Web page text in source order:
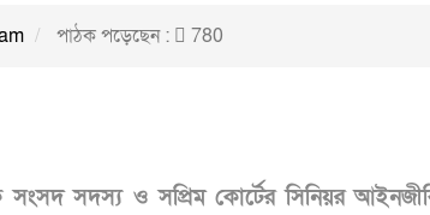
পাঠক পড়েছেন : 780
সংসদ সদস্য ও সপ্রিম কোর্টের সিনিয়র